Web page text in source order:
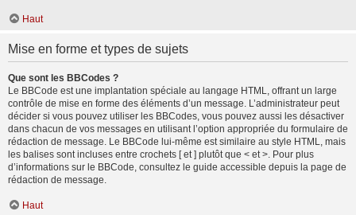
Haut
Mise en forme et types de sujets
Que sont les BBCodes ?
Le BBCode est une implantation spéciale au langage HTML, offrant un large
contrôle de mise en forme des éléments d’un message. L’administrateur peut
décider si vous pouvez utiliser les BBCodes, vous pouvez aussi les désactiver
dans chacun de vos messages en utilisant l’option appropriée du formulaire de
rédaction de message. Le BBCode lui-même est similaire au style HTML, mais
les balises sont incluses entre crochets [ et ] plutôt que < et >. Pour plus
d’informations sur le BBCode, consultez le guide accessible depuis la page de
rédaction de message.
Haut